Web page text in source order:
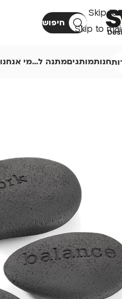
Skip to
Skip to
חיפוש
חנותמותגיםמתנה ל…מי אנחנו